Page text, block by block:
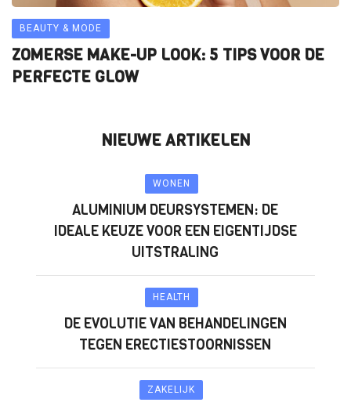
BEAUTY & MODE
ZOMERSE MAKE-UP LOOK: 5 TIPS VOOR DE
PERFECTE GLOW
NIEUWE ARTIKELEN
WONEN
ALUMINIUM DEURSYSTEMEN: DE
IDEALE KEUZE VOOR EEN EIGENTIJDSE
UITSTRALING
HEALTH
DE EVOLUTIE VAN BEHANDELINGEN
TEGEN ERECTIESTOORNISSEN
ZAKELIJK